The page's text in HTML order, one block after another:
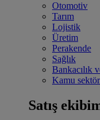
Otomotiv
Tarım
Lojistik
Üretim
Perakende
Sağlık
Bankacılık
Kamu
Satış